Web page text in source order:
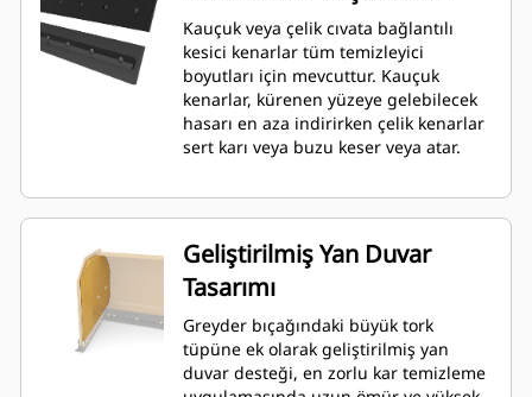
mevcuttur.
Kauçuk veya çelik cıvata bağlantılı
kesici kenarlar tüm temizleyici
boyutları için mevcuttur. Kauçuk
kenarlar, kürenen yüzeye gelebilecek
hasarı en aza indirirken çelik kenarlar
sert karı veya buzu keser veya atar.
Geliştirilmiş Yan Duvar
Tasarımı
Greyder bıçağındaki büyük tork
tüpüne ek olarak geliştirilmiş yan
duvar desteği, en zorlu kar temizleme